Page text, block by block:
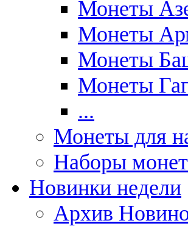
Монеты
Монеты
Монеты
Монеты
...
Монеты для
Наборы монет
Новинки недели
Архив